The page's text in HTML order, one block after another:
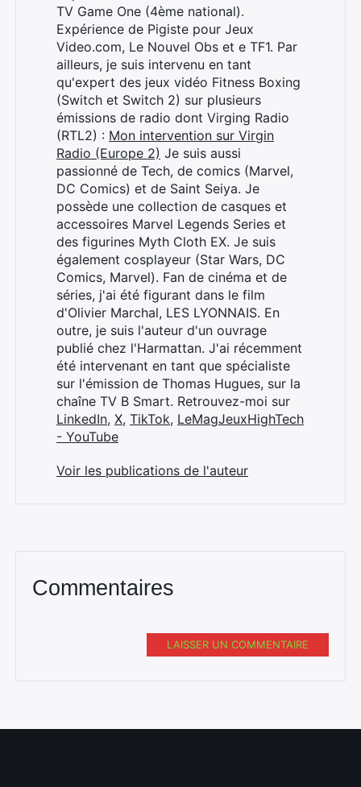
TV Game One (4ème national).
Expérience de Pigiste pour Jeux
Video.com, Le Nouvel Obs et e TF1. Par
ailleurs, je suis intervenu en tant
qu'expert des jeux vidéo Fitness Boxing
(Switch et Switch 2) sur plusieurs
émissions de radio dont Virging Radio
(RTL2) : Mon intervention sur Virgin
Radio (Europe 2) Je suis aussi
passionné de Tech, de comics (Marvel,
DC Comics) et de Saint Seiya. Je
possède une collection de casques et
accessoires Marvel Legends Series et
des figurines Myth Cloth EX. Je suis
également cosplayeur (Star Wars, DC
Comics, Marvel). Fan de cinéma et de
séries, j'ai été figurant dans le film
d'Olivier Marchal, LES LYONNAIS. En
outre, je suis l'auteur d'un ouvrage
publié chez l'Harmattan. J'ai récemment
été intervenant en tant que spécialiste
sur l'émission de Thomas Hugues, sur la
chaîne TV B Smart. Retrouvez-moi sur
LinkedIn, X, TikTok, LeMagJeuxHighTech
- YouTube
Voir les publications de l'auteur
Commentaires
LAISSER UN COMMENTAIRE